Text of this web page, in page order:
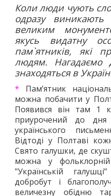
Коли люди чують
одразу виникають
великим
якусь видатну
пам`ятників, які
людям. Нагадаємо
знаходяться в
* Пам’ятник
можна побачити у
Появився він там 1
приурочений до дня
українського
Відтоді у Полтаві
Свято галушки, де
можна у фольклорній
"Українській
добробут і
величезну обідню